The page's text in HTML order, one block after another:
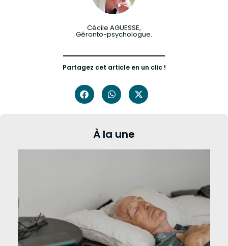
Cécile AGUESSE,
Géronto-psychologue.
Partagez cet article en un clic !
À la une